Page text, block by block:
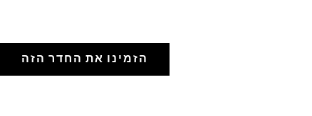
הזמינו את החדר הזה